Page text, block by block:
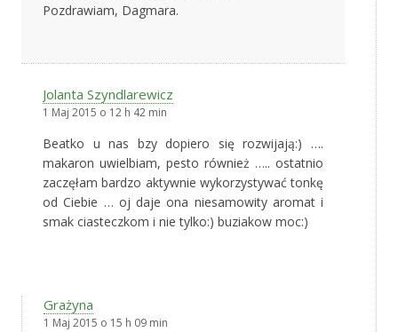
Pozdrawiam, Dagmara.
Jolanta Szyndlarewicz
1 Maj 2015 o 12 h 42 min
Beatko u nas bzy dopiero się rozwijają:) ….
makaron uwielbiam, pesto również ….. ostatnio
zaczęłam bardzo aktywnie wykorzystywać tonkę
od Ciebie … oj daje ona niesamowity aromat i
smak ciasteczkom i nie tylko:) buziakow moc:)
Grażyna
1 Maj 2015 o 15 h 09 min